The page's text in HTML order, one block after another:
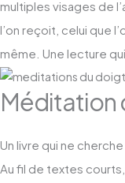
multiples visages de
l’on reçoit, celui que
même. Une lecture
Méditation
Un livre qui ne
Au fil de textes